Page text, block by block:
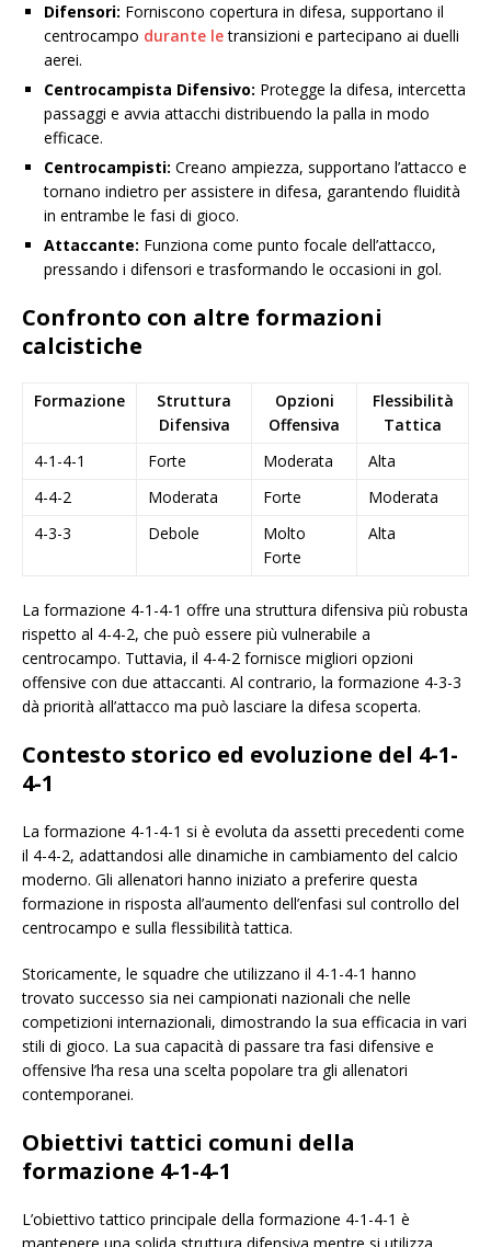
Difensori: Forniscono copertura in difesa, supportano il
centrocampo durante letransizioni e partecipano ai duelli
aerei.
Centrocampista Difensivo: Protegge la difesa, intercetta
passaggi e avvia attacchi distribuendo la palla in modo
efficace.
Centrocampisti: Creano ampiezza, supportano l’attacco e
tornano indietro per assistere in difesa, garantendo fluidità
in entrambe le fasi di gioco.
Attaccante: Funziona come punto focale dell’attacco,
pressando i difensori e trasformando le occasioni in gol.
Confronto con altre formazioni
calcistiche
Formazione
Struttura
Difensiva
Opzioni
Offensiva
Flessibilità
Tattica
4-1-4-1
Forte Moderata
Alta
4-4-2
Moderata Forte
Moderata
4-3-3
Debole
Molto
Forte
Alta
La formazione 4-1-4-1 offre una struttura difensiva più robusta
rispetto al 4-4-2, che può essere più vulnerabile a
centrocampo. Tuttavia, il 4-4-2 fornisce migliori opzioni
offensive con due attaccanti. Al contrario, la formazione 4-3-3
dà priorità all’attacco ma può lasciare la difesa scoperta.
Contesto storico ed evoluzione del 4-1-
4-1
La formazione 4-1-4-1 si è evoluta da assetti precedenti come
il 4-4-2, adattandosi alle dinamiche in cambiamento del calcio
moderno. Gli allenatori hanno iniziato a preferire questa
formazione in risposta all’aumento dell’enfasi sul controllo del
centrocampo e sulla flessibilità tattica.
Storicamente, le squadre che utilizzano il 4-1-4-1 hanno
trovato successo sia nei campionati nazionali che nelle
competizioni internazionali, dimostrando la sua efficacia in vari
stili di gioco. La sua capacità di passare tra fasi difensive e
offensive l’ha resa una scelta popolare tra gli allenatori
contemporanei.
Obiettivi tattici comuni della
formazione 4-1-4-1
L’obiettivo tattico principale della formazione 4-1-4-1 è